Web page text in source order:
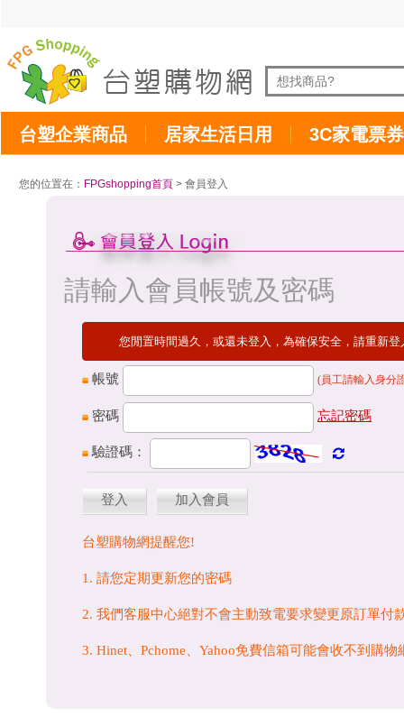
台塑企業商品 居家生活日用 3C家電票券
您的位置在： FPGshopping首頁 > 會員登入
請輸入會員帳號及密碼
您閒置時間過久，或還未登入，為確保安全，請重新
帳號 (員工請輸入身分
密碼 忘記密碼
驗證碼：
登入 加入會員
台塑購物網提醒您!
1. 請您定期更新您的密碼
2. 我們客服中心絕對不會主動致電要求變更原訂單付
3. Hinet、Pchome、Yahoo免費信箱可能會收不到購